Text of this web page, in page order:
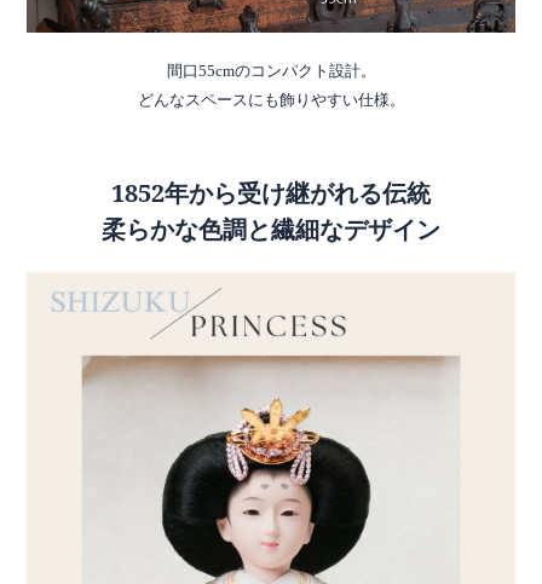
間口55cmのコンパクト設計。
どんなスペースにも飾りやすい仕様。
1852年から受け継がれる伝統
柔らかな色調と繊細なデザイン